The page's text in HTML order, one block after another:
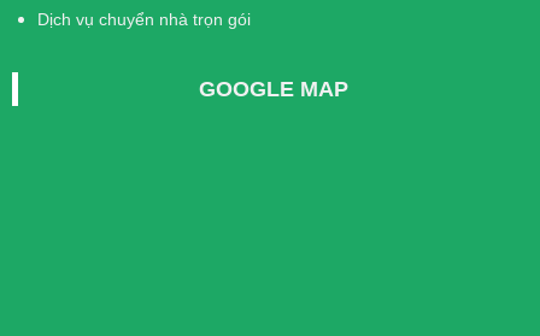
Dịch vụ chuyển nhà trọn gói
GOOGLE MAP